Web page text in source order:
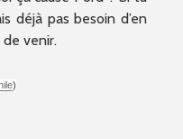
déjà pas besoin d’en
venir.
)